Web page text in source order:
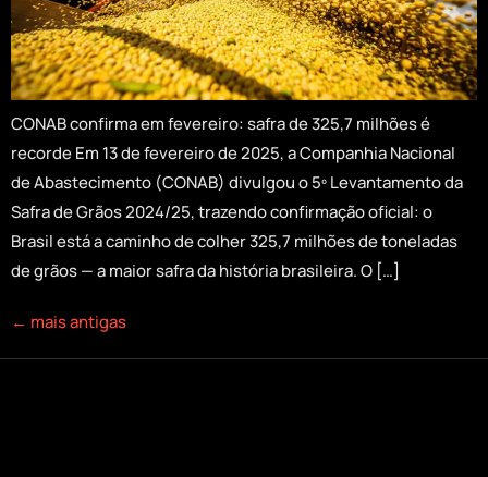
CONAB confirma em fevereiro: safra de 325,7 milhões é
recorde Em 13 de fevereiro de 2025, a Companhia Nacional
de Abastecimento (CONAB) divulgou o 5º Levantamento da
Safra de Grãos 2024/25, trazendo confirmação oficial: o
Brasil está a caminho de colher 325,7 milhões de toneladas
de grãos — a maior safra da história brasileira. O […]
← mais antigas